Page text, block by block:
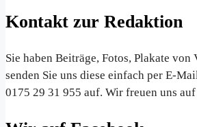
Kontakt zur Redaktion
Sie haben Beiträge, Fotos, Plakate
senden Sie uns diese einfach per E-
0175 29 31 955 auf. Wir freuen uns